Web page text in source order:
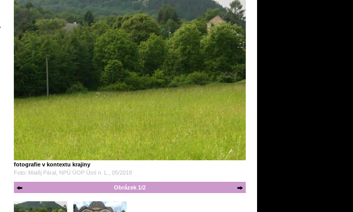
fotografie v kontextu krajiny
Foto: Matěj Páral, NPÚ ÚOP Ústí n. L., 05/2018
Obrázek 1/2